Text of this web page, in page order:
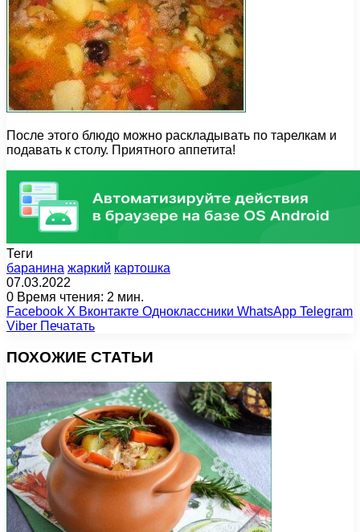
После этого блюдо можно раскладывать по тарелкам и
подавать к столу. Приятного аппетита!
Теги
баранина жаркий картошка
07.03.2022
0 Время чтения: 2 мин.
Facebook X Вконтакте Одноклассники WhatsApp Telegram
Viber Печатать
ПОХОЖИЕ СТАТЬИ